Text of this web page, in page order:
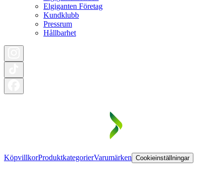
Elgiganten Företag
Kundklubb
Pressrum
Hållbarhet
KöpvillkorProduktkategorierVarumärken Cookieinställningar